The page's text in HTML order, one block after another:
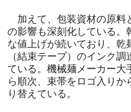
加えて、包装資材の原料
の影響も深刻化している。
な値上げが続いており、乾
（結束テープ）のインク
ている。機械麺メーカー
ら順次、束帯をロゴ入りか
り替えている。